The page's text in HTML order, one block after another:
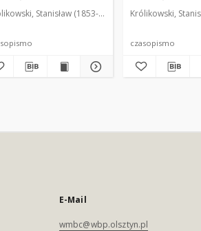
poświęcone
Stanisław (1853-1924). Red.czasopismo
Królikowski,
czasopismo
E-Mail
wmbc@wbp.olsztyn.pl